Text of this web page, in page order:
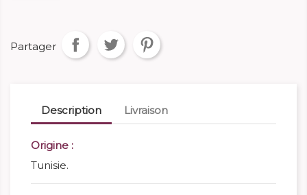
Partager
Description Livraison
Origine :
Tunisie.